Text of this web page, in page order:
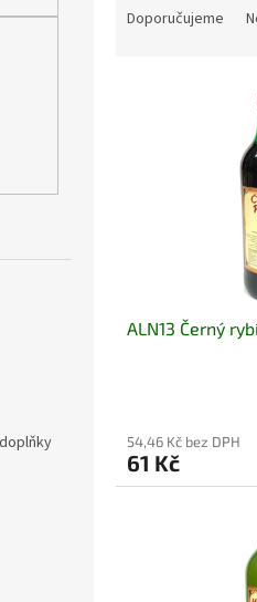
Doporučujeme
ALN13 Černý
54,46 Kč bez DPH
61 Kč